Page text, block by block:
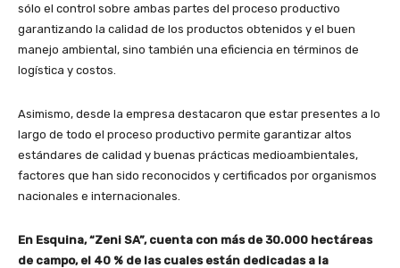
sólo el control sobre ambas partes del proceso productivo
garantizando la calidad de los productos obtenidos y el buen
manejo ambiental, sino también una eficiencia en términos de
logística y costos.
Asimismo, desde la empresa destacaron que estar presentes a lo
largo de todo el proceso productivo permite garantizar altos
estándares de calidad y buenas prácticas medioambientales,
factores que han sido reconocidos y certificados por organismos
nacionales e internacionales.
En Esquina, “Zeni SA”, cuenta con más de 30.000 hectáreas
de campo, el 40 % de las cuales están dedicadas a la